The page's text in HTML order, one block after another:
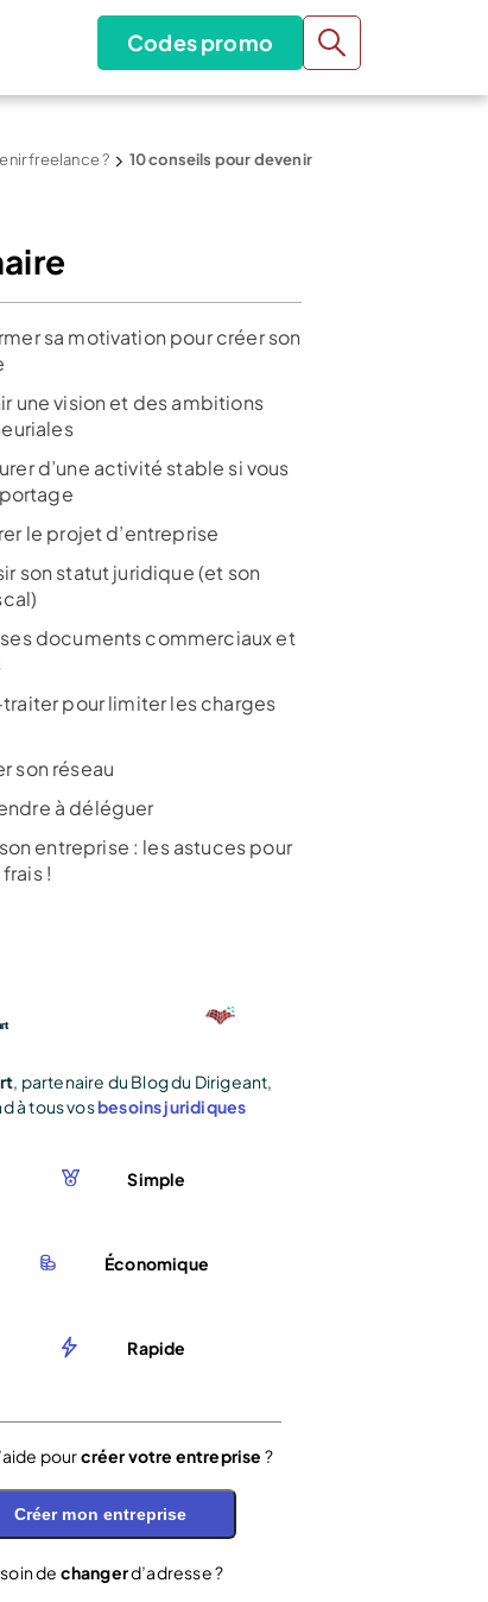
Codes promo
freelance ?
10 conseils pour devenir
sa motivation pour créer son
vision et des ambitions
d’une activité stable si vous
le projet d’entreprise
son statut juridique (et son
documents commerciaux et
pour limiter les charges
réseau
à déléguer
entreprise : les astuces pour
!
, partenaire du Blog du Dirigeant,
à tous vosbesoins juridiques
Simple
Économique
Rapide
pourcréer votre entreprise ?
Créer mon entreprise
de changerd’adresse ?